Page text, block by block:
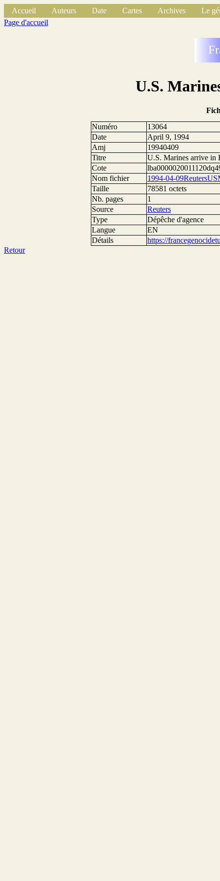
Accueil Auteurs Date Cartes Archives
Le
Page d'accueil
U.S.
Numéro
13064
Date
April 9, 1994
Amj
19940409
Titre
U.S. Marines arrive in
Cote
Nom fichier
1994-04-
Taille
78581 octets
Nb. pages
1
Source
Reuters
Type
Dépêche d'agence
Langue
EN
Détails
https://
Retour